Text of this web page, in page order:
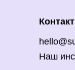
Наш